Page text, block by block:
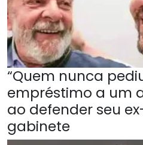
“Quem nunca
empréstimo a um
ao defender seu
gabinete